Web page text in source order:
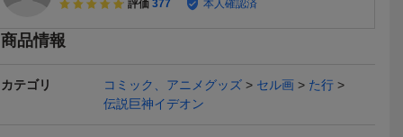
評価 377 本人確認済
商品情報
カテゴリ コミック、アニメグッズ セル画
た行
伝説巨神イデオン